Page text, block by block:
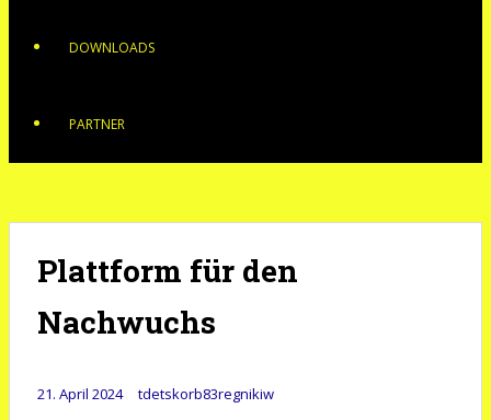
DOWNLOADS
PARTNER
Plattform für den
Nachwuchs
21. April 2024 tdetskorb83regnikiw